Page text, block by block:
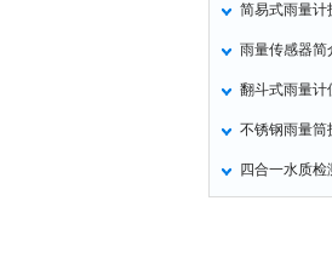
简易式雨量计
雨量传感器简
翻斗式雨量计
不锈钢雨量筒
四合一水质检